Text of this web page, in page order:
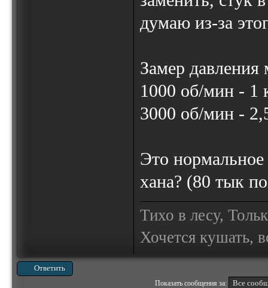
думаю из-за
Замер давления
1000 об/мин - 1
3000 об/мин -
Это
хана? (80 тык
Тихо в лесу,
Хочется кушать,
Ответить
Показать сообщения за: